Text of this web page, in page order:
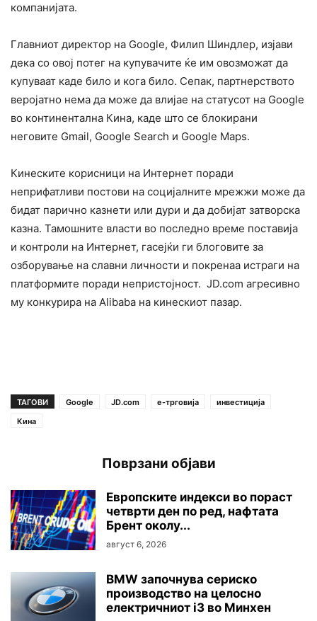
компанијата.
Главниот директор на Google, Филип Шиндлер, изјави
дека со овој потег на купувачите ќе им овозможат да
купуваат каде било и кога било. Сепак, партнерството
веројатно нема да може да влијае на статусот на Google
во континентална Кина, каде што се блокирани
неговите Gmail, Google Search и Google Maps.
Кинеските корисници на Интернет поради
неприфатливи постови на социјалните мрежжи може да
бидат парично казнети или дури и да добијат затворска
казна. Тамошните власти во последно време поставија
и контроли на Интернет, гасејќи ги блоговите за
озборување на славни личности и покренаа истраги на
платформите поради непристојност. JD.com агресивно
му конкурира на Alibabа на кинескиот пазар.
ТАГОВИ Google JD.com е-трговија
инвестиција
Кина
Поврзани објави
Европските индекси во пораст
четврти ден по ред, нафтата
Брент околу...
август 6, 2026
BMW започнува сериско
производство на целосно
електричниот i3 во Минхен